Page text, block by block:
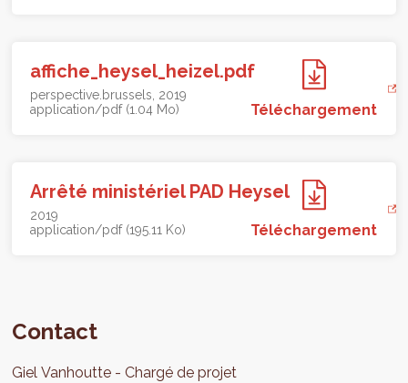
affiche_heysel_heizel.pdf
perspective.brussels 2019
application/pdf (1.04 Mo)
Téléchargement
Arrêté ministériel PAD Heysel
2019
application/pdf (195.11 Ko)
Téléchargement
Contact
Giel Vanhoutte
Chargé de projet